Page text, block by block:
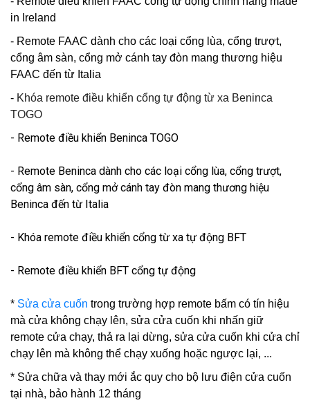
in Ireland
- Remote FAAC dành cho các loại cổng lùa, cổng trượt,
cổng âm sàn, cổng mở cánh tay đòn mang thương hiệu
FAAC đến từ Italia
- Khóa remote điều khiển cổng tự động từ xa Beninca
TOGO
- Remote điều khiển Beninca TOGO
- Remote Beninca dành cho các loại cổng lùa, cổng trượt,
cổng âm sàn, cổng mở cánh tay đòn mang thương hiệu
Beninca đến từ Italia
- Khóa remote điều khiển cổng từ xa tự động BFT
- Remote điều khiển BFT cổng tự động
* Sửa cửa cuốn trong trường hợp remote bấm có tín hiệu
mà cửa không chạy lên, sửa cửa cuốn khi nhấn giữ
remote cửa chạy, thả ra lại dừng, sửa cửa cuốn khi cửa chỉ
chạy lên mà không thể chạy xuống hoặc ngược lại, ...
* Sửa chữa và thay mới ắc quy cho bộ lưu điện cửa cuốn
tại nhà, bảo hành 12 tháng